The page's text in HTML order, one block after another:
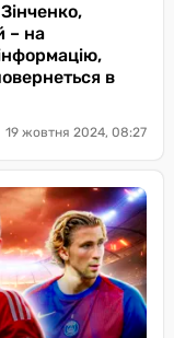
– на
в
19 жовтня 2024, 08:27